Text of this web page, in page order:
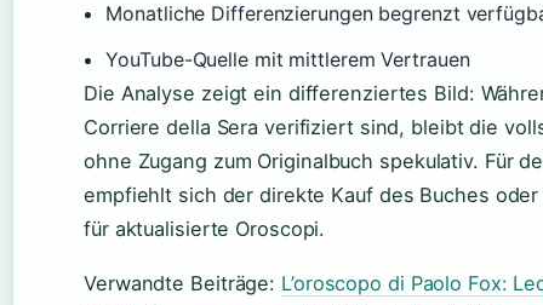
Monatliche Differenzierungen begrenzt
YouTube-Quelle mit mittlerem Vertrauen
Die Analyse zeigt ein differenziertes Bild:
Corriere della Sera verifiziert sind, bleibt die
ohne Zugang zum Originalbuch spekulativ. Für
empfiehlt sich der direkte Kauf des Buches
für aktualisierte Oroscopi.
Verwandte Beiträge: L’oroscopo di Paolo Fox: